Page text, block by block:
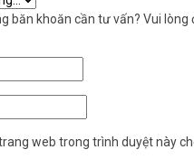
Mạng
băn khoăn cần tư vấn? Vui lòng
web trong trình duyệt này